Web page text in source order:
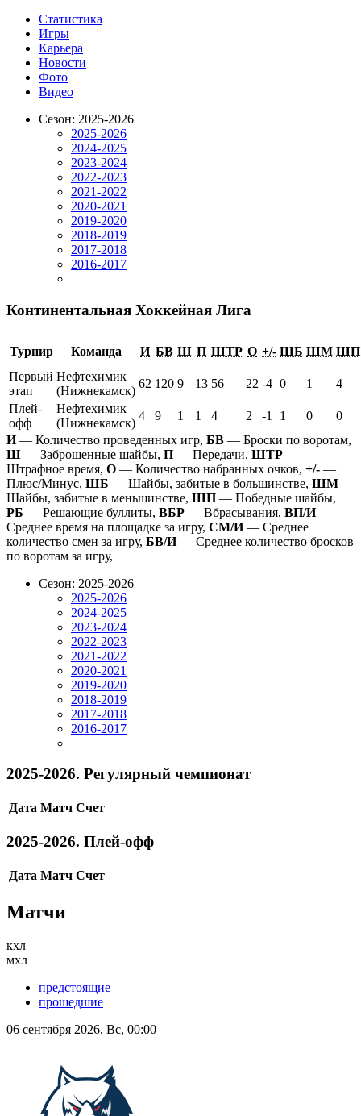
Статистика
Игры
Карьера
Новости
Фото
Видео
Сезон: 2025-2026
2025-2026
2024-2025
2023-2024
2022-2023
2021-2022
2020-2021
2019-2020
2018-2019
2017-2018
2016-2017
Континентальная Хоккейная Лига
Турнир Команда И БВ Ш П ШТР О +/- ШБ ШМ ШП
Первый
этап
Нефтехимик
(Нижнекамск)
62 120 9 13 56 22 -4 0 1
4
Плей-
офф
Нефтехимик
(Нижнекамск)
4 9 1 1 4 2 -1 1 0
0
И— Количество проведенных игр, БВ — Броски по воротам,
Ш — Заброшенные шайбы, П — Передачи, ШТР —
Штрафное время, О — Количество набранных очков, +/- —
Плюс/Минус, ШБ — Шайбы, забитые в большинстве, ШМ —
Шайбы, забитые в меньшинстве, ШП — Победные шайбы,
РБ — Решающие буллиты, ВБР — Вбрасывания, ВП/И—
Среднее время на площадке за игру, СМ/И— Среднее
количество смен за игру, БВ/И— Среднее количество бросков
по воротам за игру,
Сезон: 2025-2026
2025-2026
2024-2025
2023-2024
2022-2023
2021-2022
2020-2021
2019-2020
2018-2019
2017-2018
2016-2017
2025-2026. Регулярный чемпионат
Дата Матч Счет
2025-2026. Плей-офф
Дата Матч Счет
Матчи
кхл
мхл
предстоящие
прошедшие
06 сентября 2026, Вс, 00:00